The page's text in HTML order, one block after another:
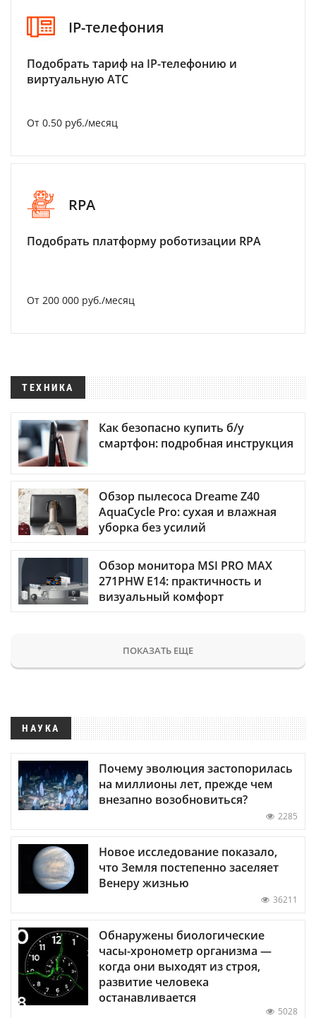
IP-телефония
Подобрать тариф на IP-телефонию и
виртуальную АТС
От 0.50 руб./месяц
RPA
Подобрать платформу роботизации RPA
От 200 000 руб./месяц
ТЕХНИКА
Как безопасно купить б/у
смартфон: подробная инструкция
Обзор пылесоса Dreame Z40
AquaCycle Pro: сухая и влажная
уборка без усилий
Обзор монитора MSI PRO MAX
271PHW E14: практичность и
визуальный комфорт
ПОКАЗАТЬ ЕЩЕ
НАУКА
Почему эволюция застопорилась
на миллионы лет, прежде чем
внезапно возобновиться?
2285
Новое исследование показало,
что Земля постепенно заселяет
Венеру жизнью
36211
Обнаружены биологические
часы-хронометр организма —
когда они выходят из строя,
развитие человека
останавливается
5028